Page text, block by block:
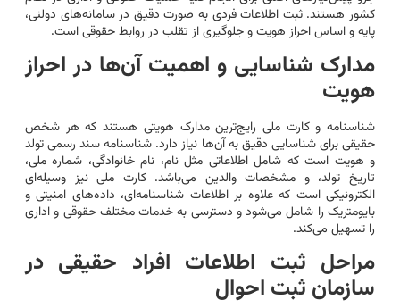
کشور هستند. ثبت اطلاعات فردی به صورت دقیق در سامانه‌های دولتی،
پایه و اساس احراز هویت و جلوگیری از تقلب در روابط حقوقی است.
مدارک شناسایی و اهمیت آن‌ها در احراز
هویت
شناسنامه و کارت ملی رایج‌ترین مدارک هویتی هستند که هر شخص
حقیقی برای شناسایی دقیق به آن‌ها نیاز دارد. شناسنامه سند رسمی تولد
و هویت است که شامل اطلاعاتی مثل نام، نام خانوادگی، شماره ملی،
تاریخ تولد، و مشخصات والدین می‌باشد. کارت ملی نیز وسیله‌ای
الکترونیکی است که علاوه بر اطلاعات شناسنامه‌ای، داده‌های امنیتی و
بایومتریک را شامل می‌شود و دسترسی به خدمات مختلف حقوقی و اداری
را تسهیل می‌کند.
مراحل ثبت اطلاعات افراد حقیقی در
سازمان ثبت احوال